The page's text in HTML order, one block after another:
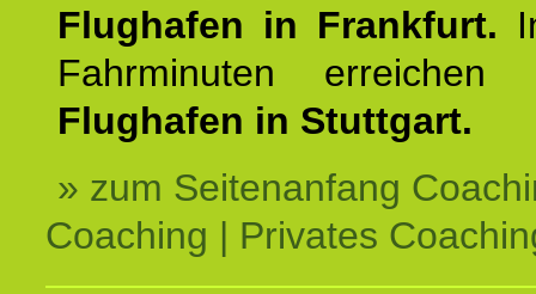
Flughafen in Frankfurt.
Fahrminuten
Flughafen in Stuttgart.
» zum Seitenanfang
Coaching | Privates